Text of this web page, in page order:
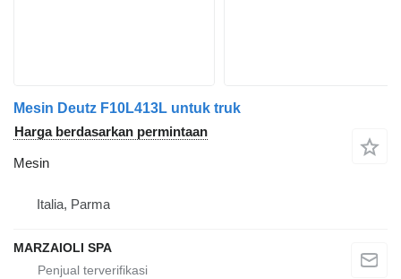
Mesin Deutz F10L413L untuk truk
Harga berdasarkan permintaan
Mesin
Italia, Parma
MARZAIOLI SPA